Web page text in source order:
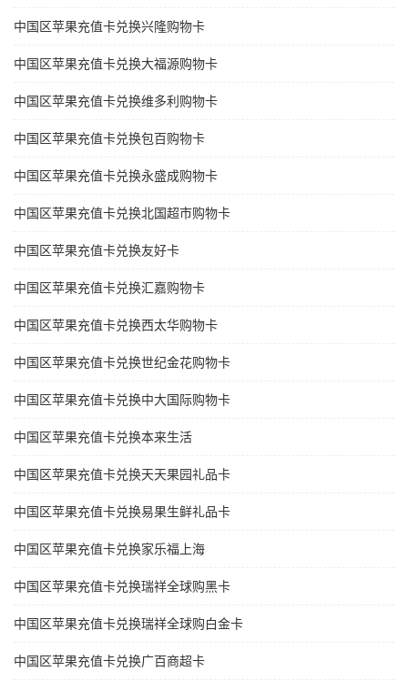
中国区苹果充值卡兑换兴隆购物卡
中国区苹果充值卡兑换大福源购物卡
中国区苹果充值卡兑换维多利购物卡
中国区苹果充值卡兑换包百购物卡
中国区苹果充值卡兑换永盛成购物卡
中国区苹果充值卡兑换北国超市购物卡
中国区苹果充值卡兑换友好卡
中国区苹果充值卡兑换汇嘉购物卡
中国区苹果充值卡兑换西太华购物卡
中国区苹果充值卡兑换世纪金花购物卡
中国区苹果充值卡兑换中大国际购物卡
中国区苹果充值卡兑换本来生活
中国区苹果充值卡兑换天天果园礼品卡
中国区苹果充值卡兑换易果生鲜礼品卡
中国区苹果充值卡兑换家乐福上海
中国区苹果充值卡兑换瑞祥全球购黑卡
中国区苹果充值卡兑换瑞祥全球购白金卡
中国区苹果充值卡兑换广百商超卡